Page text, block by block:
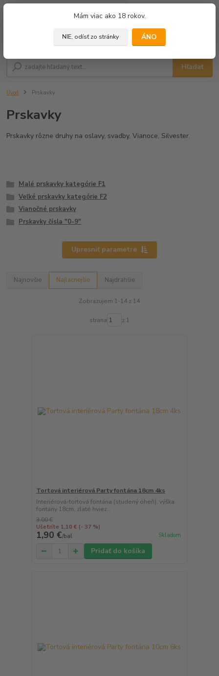
Mám viac ako 18 rokov.
NIE, odísť zo stránky ÁNO
Hľadať
Úvod Prskavky
Prskavky
Prskavky rôzne druhy na oslavy, svadby, Vianoce, Silvester.
Malé prskavky kategórie F1
Veľké prskavky kategórie F2
Vianočné prskavky
Prskavky čísla "0-9"
Upresniť parametre
Najnovšie Najlacnejšie Najdrahšie
Zobrazujem 1-14 z 14
strana z 1
Tortová interiérová Party fontána 18cm 4ks
Interiérová-tortová fontána (studený oheň), výška
fontány 18cm, zlaté hviez...
3,00 €
Ušetríte 1,10 € (- 37 %)
1,90 €/bal Skladom
Pridať do košíka